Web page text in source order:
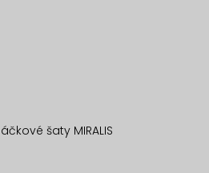
šaty MIRALIS